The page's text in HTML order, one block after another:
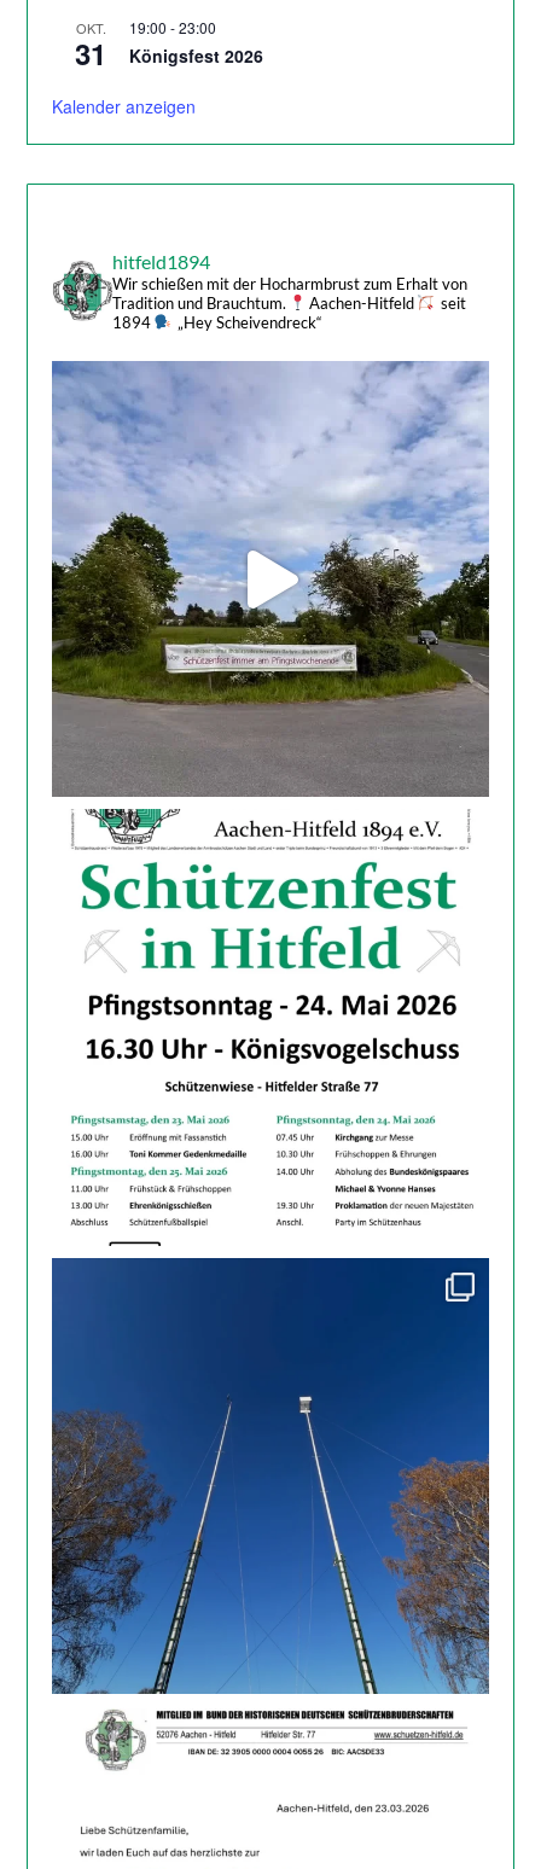
OKT.
31
19:00 -23:00
Königsfest 2026
Kalender anzeigen
hitfeld1894
Wir schießen mit der Hocharmbrust zum Erhalt von
Tradition und Brauchtum.
Aachen-Hitfeld
seit
1894
„Hey Scheivendreck“